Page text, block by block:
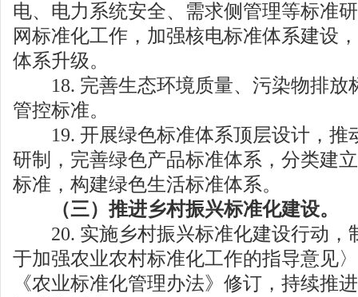
电、电力系统安全、需求侧管理等标准
网标准化工作，加强核电标准体系建设
体系升级。
18. 完善生态环境质量、污染物排放
管控标准。
19. 开展绿色标准体系顶层设计，推
研制，完善绿色产品标准体系，分类建
标准，构建绿色生活标准体系。
（三）推进乡村振兴标准化建设。
20. 实施乡村振兴标准化建设行动，
于加强农业农村标准化工作的指导意见
《农业标准化管理办法》修订，持续推